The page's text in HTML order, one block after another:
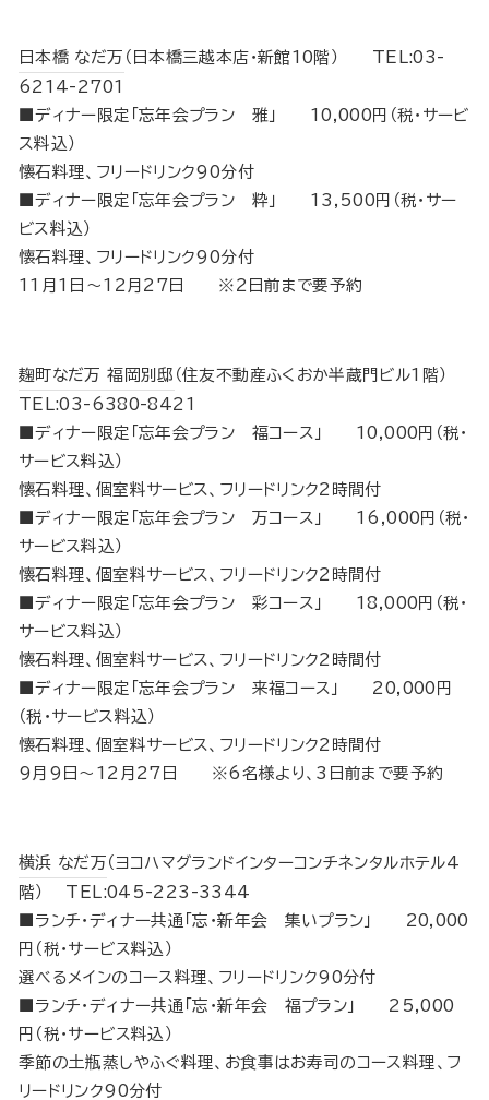
日本橋 なだ万 （日本橋三越本店・新館10階） TEL:03-
6214-2701
■ディナー限定「忘年会プラン 雅」 10,000円（税･サービ
ス料込）
懐石料理、フリードリンク90分付
■ディナー限定「忘年会プラン 粋」 13,500円（税･サー
ビス料込）
懐石料理、フリードリンク90分付
11月1日～12月27日 ※2日前まで要予約
麹町なだ万 福岡別邸 （住友不動産ふくおか半蔵門ビル1階）
TEL:03-6380-8421
■ディナー限定「忘年会プラン 福コース」 10,000円（税･
サービス料込）
懐石料理、個室料サービス、フリードリンク2時間付
■ディナー限定「忘年会プラン 万コース」 16,000円（税･
サービス料込）
懐石料理、個室料サービス、フリードリンク2時間付
■ディナー限定「忘年会プラン 彩コース」 18,000円（税･
サービス料込）
懐石料理、個室料サービス、フリードリンク2時間付
■ディナー限定「忘年会プラン 来福コース」 20,000円
（税･サービス料込）
懐石料理、個室料サービス、フリードリンク2時間付
9月9日～12月27日 ※6名様より、3日前まで要予約
横浜 なだ万 （ヨコハマグランドインターコンチネンタルホテル4
階） TEL:045-223-3344
■ランチ・ディナー共通「忘・新年会 集いプラン」 20,000
円（税･サービス料込）
選べるメインのコース料理、フリードリンク90分付
■ランチ・ディナー共通「忘・新年会 福プラン」 25,000
円（税･サービス料込）
季節の土瓶蒸しやふぐ料理、お食事はお寿司のコース料理、フ
リードリンク90分付